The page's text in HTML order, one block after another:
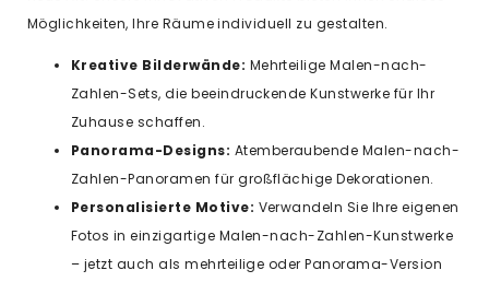
Möglichkeiten, Ihre Räume individuell zu gestalten.
Kreative Bilderwände: Mehrteilige Malen-nach-
Zahlen-Sets, die beeindruckende Kunstwerke für Ihr
Zuhause schaffen.
Panorama-Designs: Atemberaubende Malen-nach-
Zahlen-Panoramen für großflächige Dekorationen.
Personalisierte Motive: Verwandeln Sie Ihre eigenen
Fotos in einzigartige Malen-nach-Zahlen-Kunstwerke
– jetzt auch als mehrteilige oder Panorama-Version